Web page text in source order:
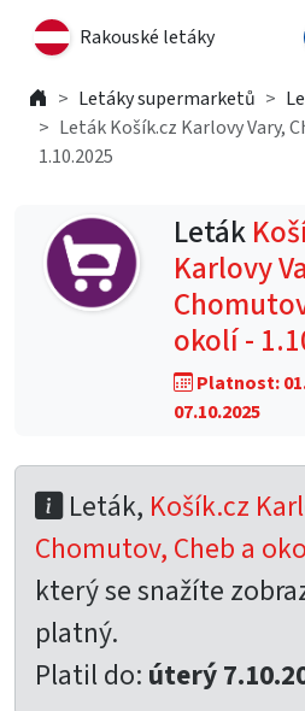
Rakouské letáky
Letáky supermarketů
Leták Košík.cz Karlovy Vary,
1.10.2025
Leták
Karlovy
okolí -
Platnost:
07.10.2025
Leták, Košík.cz
Chomutov, Cheb a
který se snažíte
platný.
Platil do: úterý